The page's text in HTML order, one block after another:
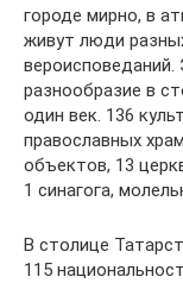
городе мирно, в
живут люди
вероисповеданий.
разнообразие в
один век. 136
православных
объектов, 13
1 синагога,
В столице
115